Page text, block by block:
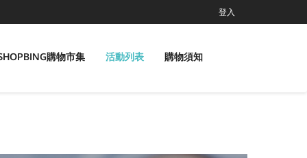
登入
購物市集 活動列表 購物須知